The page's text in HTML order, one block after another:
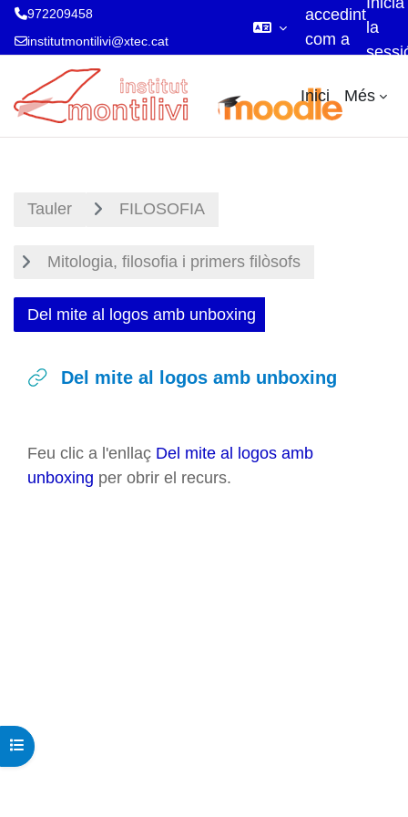
Ves al contingut principal
972209458
institutmontilivi@xtec.cat
accedint
com a
la
Inici Més
Obre l'índex del curs
Tauler FILOSOFIA
Mitologia, filosofia i primers filòsofs
Del mite al logos amb unboxing
Del mite al logos amb unboxing
Feu clic a l'enllaç Del mite al logos amb
unboxing per obrir el recurs.